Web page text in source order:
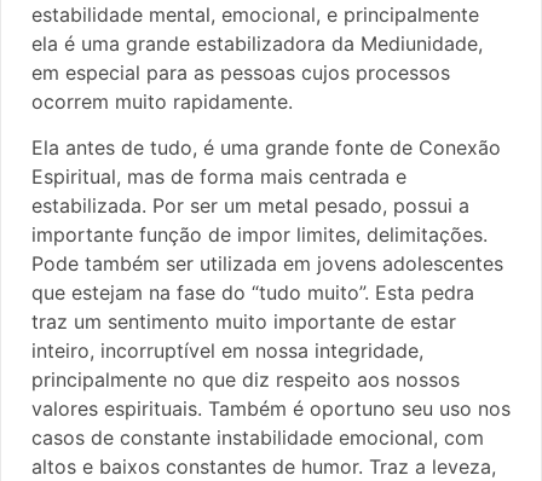
estabilidade mental, emocional, e principalmente
ela é uma grande estabilizadora da Mediunidade,
em especial para as pessoas cujos processos
ocorrem muito rapidamente.
Ela antes de tudo, é uma grande fonte de Conexão
Espiritual, mas de forma mais centrada e
estabilizada. Por ser um metal pesado, possui a
importante função de impor limites, delimitações.
Pode também ser utilizada em jovens adolescentes
que estejam na fase do “tudo muito”. Esta pedra
traz um sentimento muito importante de estar
inteiro, incorruptível em nossa integridade,
principalmente no que diz respeito aos nossos
valores espirituais. Também é oportuno seu uso nos
casos de constante instabilidade emocional, com
altos e baixos constantes de humor. Traz a leveza,